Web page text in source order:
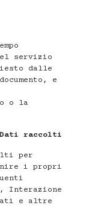
servizio
dalle
e
o la
raccolti
per
i propri
Interazione
e altre